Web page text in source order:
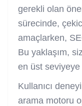
gerekli olan
sürecinde,
amaçlarken,
Bu yaklaşım,
en üst seviyeye
Kullanıcı
arama motoru